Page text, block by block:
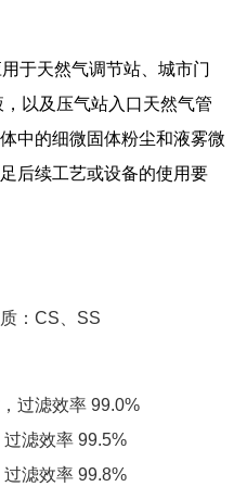
于天然气调节站、城市门
以及压气站入口天然气管
中的细微固体粉尘和液雾微
后续工艺或设备的使用要
：CS、SS
过滤效率 99.0%
率 99.5%
率 99.8%